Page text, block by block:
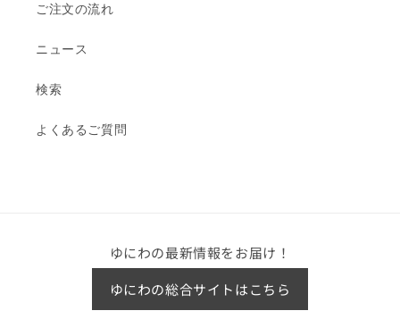
ご注文の流れ
ニュース
検索
よくあるご質問
ゆにわの最新情報をお届け！
ゆにわの総合サイトはこちら